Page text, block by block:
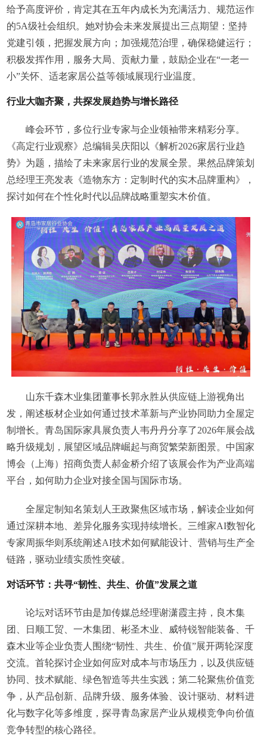
给予高度评价，肯定其在五年内成长为充满活力、规范运作
的5A级社会组织。她对协会未来发展提出三点期望：坚持
党建引领，把握发展方向；加强规范治理，确保稳健运行；
积极发挥作用，服务大局、贡献力量，鼓励企业在“一老一
小”关怀、适老家居公益等领域展现行业温度。
行业大咖齐聚，共探发展趋势与增长路径
峰会环节，多位行业专家与企业领袖带来精彩分享。
《高定行业观察》总编辑吴庆阳以《解析2026家居行业趋
势》为题，描绘了未来家居行业的发展全景。果然品牌策划
总经理王亮发表《造物东方：定制时代的实木品牌重构》，
探讨如何在个性化时代以品牌战略重塑实木价值。
山东千森木业集团董事长郭永胜从供应链上游视角出
发，阐述板材企业如何通过技术革新与产业协同助力全屋定
制增长。青岛国际家具展负责人韦丹丹分享了2026年展会战
略升级规划，展望区域品牌崛起与商贸繁荣新图景。中国家
博会（上海）招商负责人郝金桥介绍了该展会作为产业高端
平台，如何助力企业对接全国与国际市场。
全屋定制知名策划人王政聚焦区域市场，解读企业如何
通过深耕本地、差异化服务实现持续增长。三维家AI数智化
专家周振华则系统阐述AI技术如何赋能设计、营销与生产全
链路，驱动业绩实质性突破。
对话环节：共寻“韧性、共生、价值”发展之道
论坛对话环节由是加传媒总经理谢潇霞主持，良木集
团、日顺工贸、一木集团、彬圣木业、威特锐智能装备、千
森木业等企业负责人围绕“韧性、共生、价值”展开两轮深度
交流。首轮探讨企业如何应对成本与市场压力，以及供应链
协同、技术赋能、绿色智造等共生实践；第二轮聚焦价值竞
争，从产品创新、品牌升级、服务体验、设计驱动、材料进
化与数字化等多维度，探寻青岛家居产业从规模竞争向价值
竞争转型的核心路径。